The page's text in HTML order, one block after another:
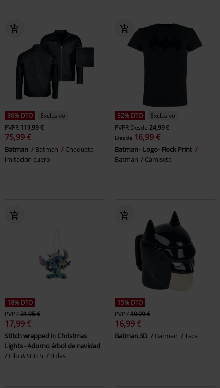
36% DTO
Exclusivo
PVPR119,99 €
75,99 €
Batman Batman
Chaqueta
imitación cuero
32% DTO
Exclusivo
PVPR Desde 24,99 €
Desde 16,99 €
Batman - Logo- Flock Print
Batman
Camiseta
18% DTO
PVPR21,95 €
17,99 €
Stitch wrapped in Christmas
Lights - Adorno árbol de navidad
Lilo & Stitch
Bolas
15% DTO
PVPR19,99 €
16,99 €
Batman 3D Batman Taza